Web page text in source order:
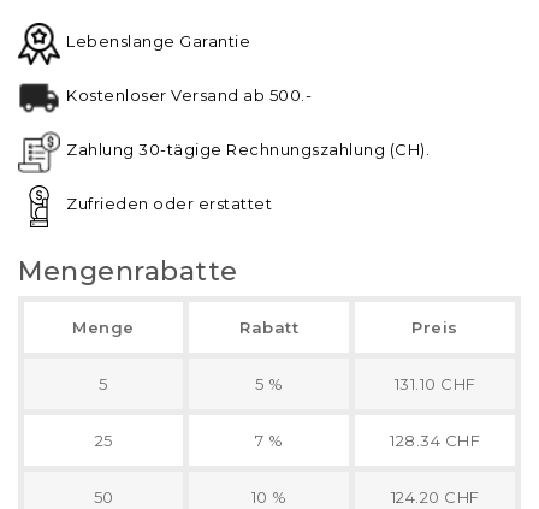
Lebenslange Garantie
Kostenloser Versand ab 500.-
Zahlung 30-tägige Rechnungszahlung (CH).
Zufrieden oder erstattet
Mengenrabatte
Menge Rabatt Preis
5 5 % 131.10 CHF
25 7 % 128.34 CHF
50 10 % 124.20 CHF